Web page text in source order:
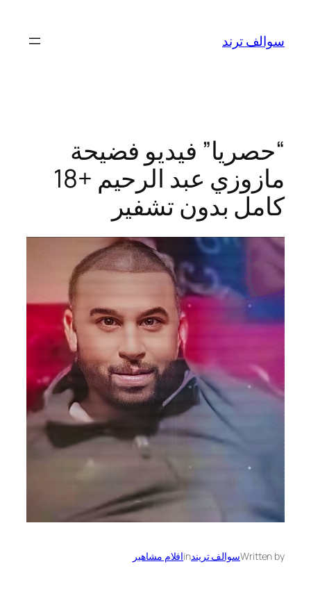
المحتوى
سوالف ترند
“حصريا” فيديو فضيحة
مازوزي عبد الرحيم +18
كامل بدون تشفير
Written byسوالف تريندinافلام مشاهير